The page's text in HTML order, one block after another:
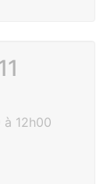
à 12h00